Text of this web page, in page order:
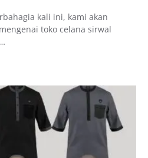
kali ini, kami akan
toko celana sirwal